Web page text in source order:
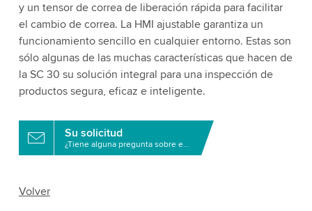
y un tensor de correa de liberación rápida para facilitar
el cambio de correa. La HMI ajustable garantiza un
funcionamiento sencillo en cualquier entorno. Estas son
sólo algunas de las muchas características que hacen de
la SC 30 su solución integral para una inspección de
productos segura, eficaz e inteligente.
Su solicitud
¿Tiene alguna pregunta sobre este producto?
Volver